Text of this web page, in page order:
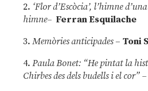
2. ‘Flor d’Escòcia’, l’himne
himne– Ferran Esquilache
3. Memòries anticipades– Toni
4. Paula Bonet: “He pintat la
Chirbes des dels budells i el cor” –